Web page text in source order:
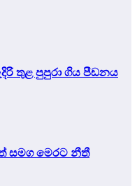
තුළ පුපුරා ගිය පීඩනය
සමග මෙරට නීතී